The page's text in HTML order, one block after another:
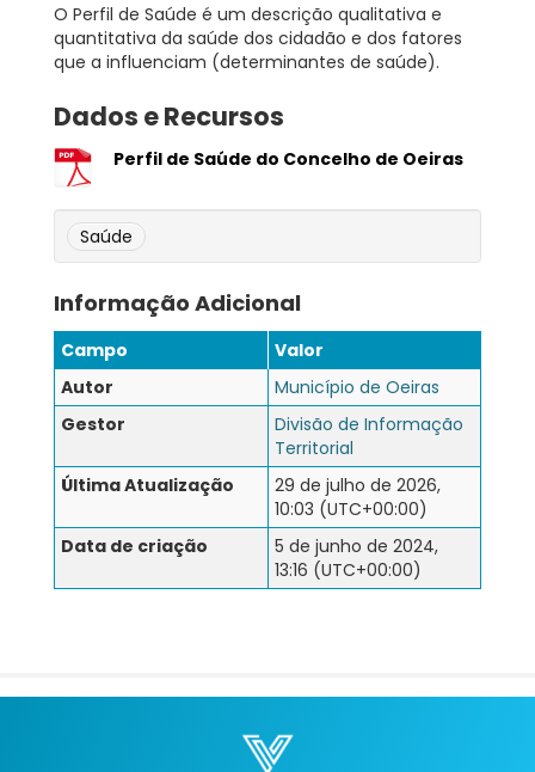
O Perfil de Saúde é um descrição qualitativa e
quantitativa da saúde dos cidadão e dos fatores
que a influenciam (determinantes de saúde).
Dados e Recursos
Perfil de Saúde do Concelho de Oeiras
Saúde
Informação Adicional
Campo
Valor
Autor
Município de Oeiras
Gestor
Divisão de Informação
Territorial
Última Atualização
29 de julho de 2026,
10:03 (UTC+00:00)
Data de criação
5 de junho de 2024,
13:16 (UTC+00:00)